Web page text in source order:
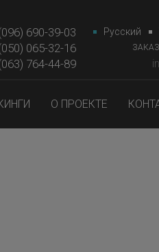
690-39-03
065-32-16
764-44-89‎‎
Русский
О ПРОЕКТЕ